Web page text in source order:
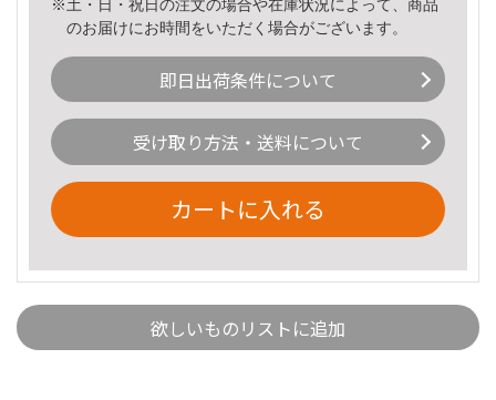
※土・日・祝日の注文の場合や在庫状況によって、商品
のお届けにお時間をいただく場合がございます。
即日出荷条件について
受け取り方法・送料について
カートに入れる
欲しいものリストに追加